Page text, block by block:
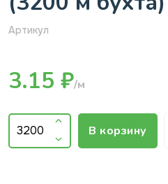
Артикул
3.15 ₽/м
В корзину